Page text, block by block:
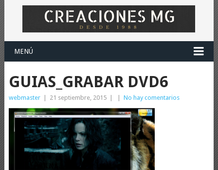
MENÚ
GUIAS_GRABAR DVD6
webmaster 21 septiembre, 2015 No hay comentarios